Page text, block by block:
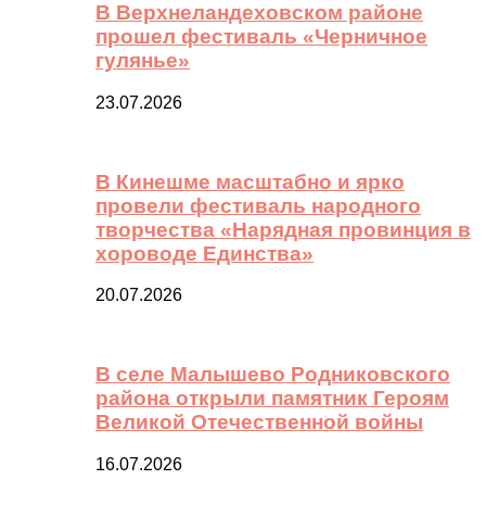
В Верхнеландеховском районе
прошел фестиваль «Черничное
гулянье»
23.07.2026
В Кинешме масштабно и ярко
провели фестиваль народного
творчества «Нарядная провинция в
хороводе Единства»
20.07.2026
В селе Малышево Родниковского
района открыли памятник Героям
Великой Отечественной войны
16.07.2026